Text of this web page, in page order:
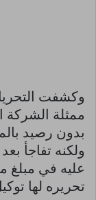
وكشفت
ممثلة الشركة
ولكنه تفاجأ
تحريره لها